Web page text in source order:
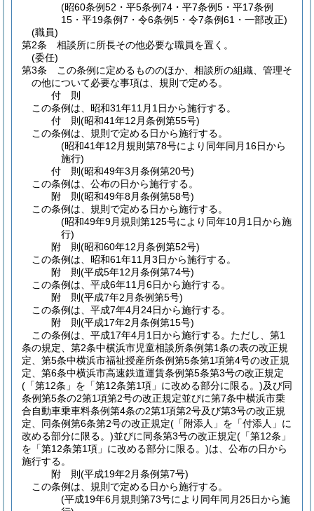
(昭60条例52・平5条例74・平7条例5・平17条例
15・平19条例7・令6条例5・令7条例61・一部改正)
(職員)
第2条
相談所に所長その他必要な職員を置く。
(委任)
第3条
この条例に定めるもののほか、相談所の組織、管理そ
の他について必要な事項は、規則で定める。
付 則
この条例は、昭和31年11月1日から施行する。
付 則(昭和41年12月条例第55号)
この条例は、規則で定める日から施行する。
(昭和41年12月規則第78号により同年同月16日から
施行)
付 則(昭和49年3月条例第20号)
この条例は、公布の日から施行する。
附 則(昭和49年8月条例第58号)
この条例は、規則で定める日から施行する。
(昭和49年9月規則第125号により同年10月1日から施
行)
附 則(昭和60年12月条例第52号)
この条例は、昭和61年11月3日から施行する。
附 則(平成5年12月条例第74号)
この条例は、平成6年11月6日から施行する。
附 則(平成7年2月条例第5号)
この条例は、平成7年4月24日から施行する。
附 則(平成17年2月条例第15号)
この条例は、平成17年4月1日から施行する。 ただし、第1
条の規定、第2条中横浜市児童相談所条例第1条の表の改正規
定、第5条中横浜市福祉授産所条例第5条第1項第4号の改正規
定、第6条中横浜市高速鉄道運賃条例第5条第3号の改正規定
(「第12条」を「第12条第1項」に改める部分に限る。)及び同
条例第5条の2第1項第2号の改正規定並びに第7条中横浜市乗
合自動車乗車料条例第4条の2第1項第2号及び第3号の改正規
定、同条例第6条第2号の改正規定(「附添人」を「付添人」に
改める部分に限る。)並びに同条第3号の改正規定(「第12条」
を「第12条第1項」に改める部分に限る。)は、公布の日から
施行する。
附 則(平成19年2月条例第7号)
この条例は、規則で定める日から施行する。
(平成19年6月規則第73号により同年同月25日から施